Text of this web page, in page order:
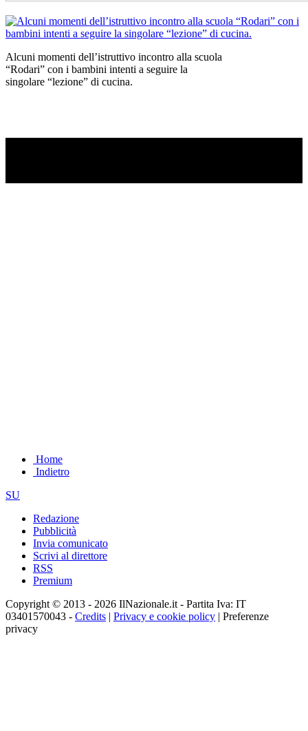
Alcuni momenti dell’istruttivo incontro alla scuola
“Rodari” con i bambini intenti a seguire la
singolare “lezione” di cucina.
Home
Indietro
SU
Redazione
Pubblicità
Invia comunicato
Scrivi al direttore
RSS
Premium
Copyright © 2013 - 2026 IlNazionale.it - Partita Iva: IT
03401570043 - Credits | Privacy e cookie policy | Preferenze
privacy